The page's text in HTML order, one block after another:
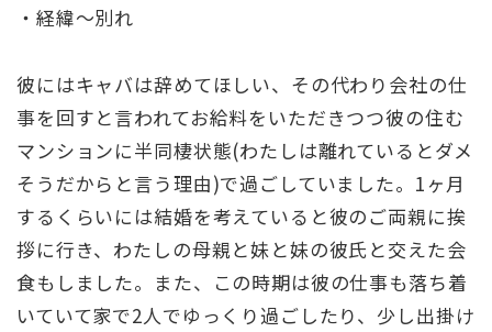
・経緯～別れ
彼にはキャバは辞めてほしい、その代わり会社の仕
事を回すと言われてお給料をいただきつつ彼の住む
マンションに半同棲状態(わたしは離れているとダメ
そうだからと言う理由)で過ごしていました。1ヶ月
するくらいには結婚を考えていると彼のご両親に挨
拶に行き、わたしの母親と妹と妹の彼氏と交えた会
食もしました。また、この時期は彼の仕事も落ち着
いていて家で2人でゆっくり過ごしたり、少し出掛け